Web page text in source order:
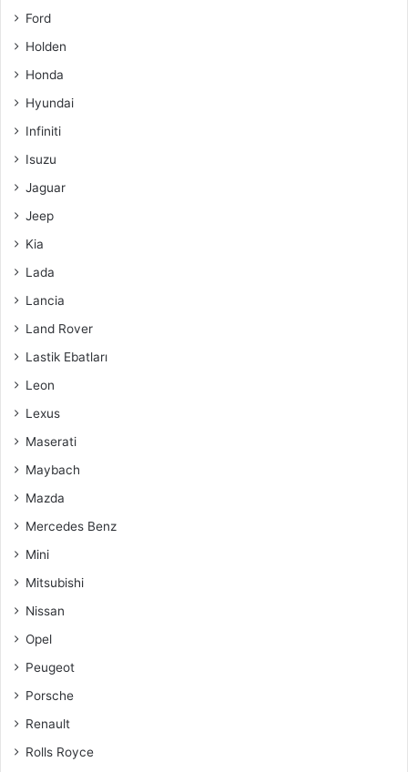
Ford
Holden
Honda
Hyundai
Infiniti
Isuzu
Jaguar
Jeep
Kia
Lada
Lancia
Land Rover
Lastik Ebatları
Leon
Lexus
Maserati
Maybach
Mazda
Mercedes Benz
Mini
Mitsubishi
Nissan
Opel
Peugeot
Porsche
Renault
Rolls Royce